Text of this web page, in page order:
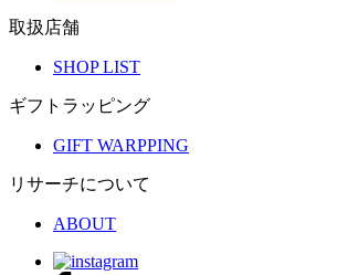
取扱店舗
SHOP LIST
ギフトラッピング
GIFT WARPPING
リサーチについて
ABOUT